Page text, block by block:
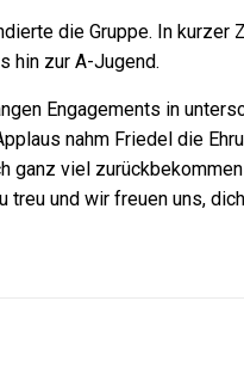
die Gruppe. In
hin zur A-Jugend.
Engagements in
nahm Friedel die
viel
und wir freuen uns,